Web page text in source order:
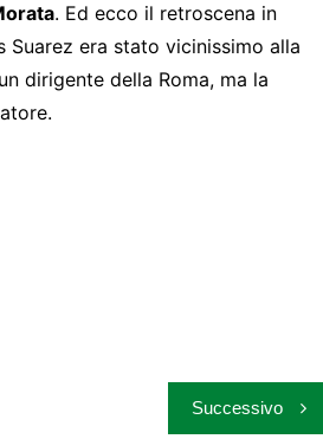
. Ed ecco il retroscena in
Suarez era stato vicinissimo alla
dirigente della Roma, ma la
Successivo